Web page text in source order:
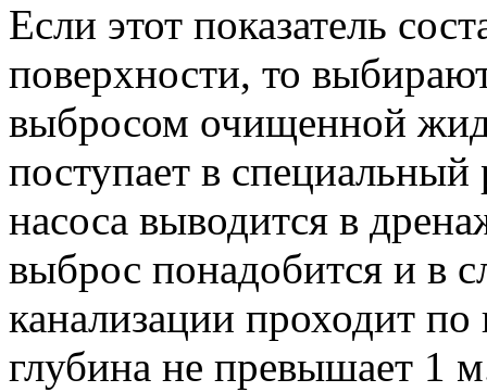
Если этот показатель
поверхности, то
выбросом очищенной
поступает в
насоса выводится в
выброс понадобится и в
канализации проходит по
глубина не превышает 1